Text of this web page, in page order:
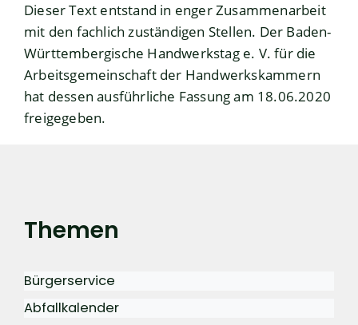
Dieser Text entstand in enger Zusammenarbeit
mit den fachlich zuständigen Stellen. Der Baden-
Württembergische Handwerkstag e. V. für die
Arbeitsgemeinschaft der Handwerkskammern
hat dessen ausführliche Fassung am 18.06.2020
freigegeben.
Themen
Bürgerservice
Abfallkalender